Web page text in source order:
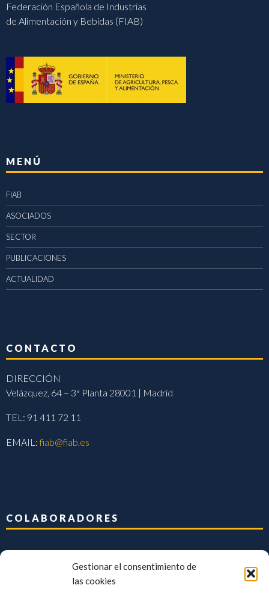
Gestionar el consentimiento de
las cookies
Federación Española de Industrias
de Alimentación y Bebidas (FIAB)
MENÚ
FIAB
ASOCIADOS
SECTOR
PUBLICACIONES
ACTUALIDAD
CONTACTO
DIRECCIÓN
Velázquez, 64 – 3ª Planta 28001 | Madrid
TEL: 91 411 72 11
EMAIL:fiab@fiab.es
COLABORADORES